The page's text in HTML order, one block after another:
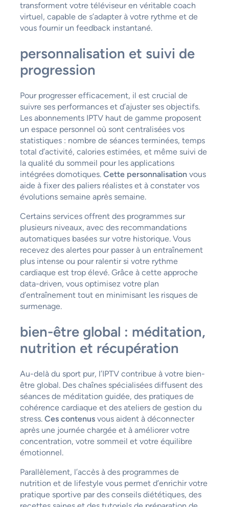
transforment votre téléviseur en véritable coach
virtuel, capable de s’adapter à votre rythme et de
vous fournir un feedback instantané.
personnalisation et suivi de
progression
Pour progresser efficacement, il est crucial de
suivre ses performances et d’ajuster ses objectifs.
Les abonnements IPTV haut de gamme proposent
un espace personnel où sont centralisées vos
statistiques : nombre de séances terminées, temps
total d’activité, calories estimées, et même suivi de
la qualité du sommeil pour les applications
intégrées domotiques. Cette personnalisationvous
aide à fixer des paliers réalistes et à constater vos
évolutions semaine après semaine.
Certains services offrent des programmes sur
plusieurs niveaux, avec des recommandations
automatiques basées sur votre historique. Vous
recevez des alertes pour passer à un entraînement
plus intense ou pour ralentir si votre rythme
cardiaque est trop élevé. Grâce à cette approche
data-driven, vous optimisez votre plan
d’entraînement tout en minimisant les risques de
surmenage.
bien-être global : méditation,
nutrition et récupération
Au-delà du sport pur, l’IPTV contribue à votre bien-
être global. Des chaînes spécialisées diffusent des
séances de méditation guidée, des pratiques de
cohérence cardiaque et des ateliers de gestion du
stress. Ces contenusvous aident à déconnecter
après une journée chargée et à améliorer votre
concentration, votre sommeil et votre équilibre
émotionnel.
Parallèlement, l’accès à des programmes de
nutrition et de lifestyle vous permet d’enrichir votre
pratique sportive par des conseils diététiques, des